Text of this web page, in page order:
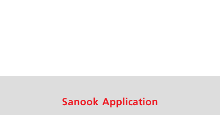
Sanook Application